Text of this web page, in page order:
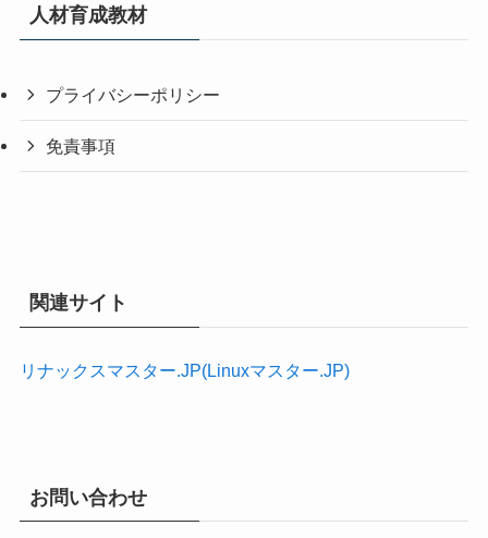
人材育成教材
プライバシーポリシー
免責事項
関連サイト
リナックスマスター.JP(Linuxマスター.JP)
お問い合わせ